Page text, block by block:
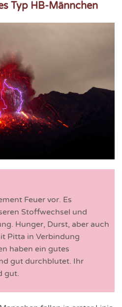
Typ HB-Männchen
Feuer vor. Es
Stoffwechsel und
Hunger, Durst, aber auch
Pitta in Verbindung
haben ein gutes
gut durchblutet. Ihr
gut.